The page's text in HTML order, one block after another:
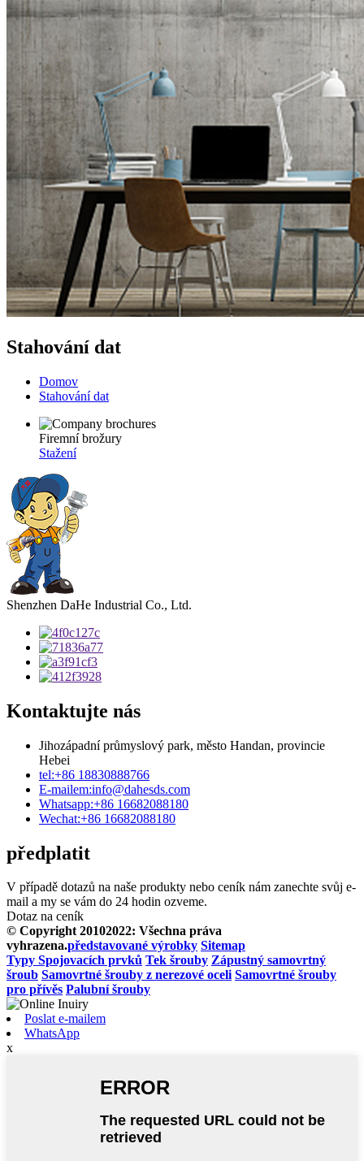
Stahování dat
Domov
Stahování dat
Firemní brožury
Stažení
Shenzhen DaHe Industrial Co., Ltd.
Kontaktujte nás
Jihozápadní průmyslový park, město Handan, provincie
Hebei
tel:+86 18830888766
E-mailem:info@dahesds.com
Whatsapp:+86 16682088180
Wechat:+86 16682088180
předplatit
V případě dotazů na naše produkty nebo ceník nám zanechte svůj e-
mail a my se vám do 24 hodin ozveme.
Dotaz na ceník
© Copyright 20102022: Všechna práva
vyhrazena.představované výrobky Sitemap
Typy Spojovacích prvků Tek šrouby Zápustný samovrtný
šroub Samovrtné šrouby z nerezové oceli Samovrtné šrouby
pro přívěs Palubní šrouby
Poslat e-mailem
WhatsApp
x